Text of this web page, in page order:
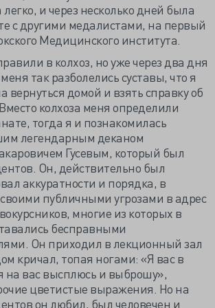
и через несколько дней была
с другими медалистами, на первый
Медицинского института.
в колхоз, но уже через два дня
так разболелись суставы, что я
домой и взять справку об
колхоза меня определили
тогда я и познакомилась
легендарным деканом
Гусевым, который был
Он, действительно был
аккуратности и порядка, в
публичными угрозами в адрес
многие из которых в
бесправными
Он приходил в лекционный зал
кричал, топая ногами: «Я вас в
на вас высплюсь и выброшу»,
цветистые выражения. Но на
он любил, был человечен и